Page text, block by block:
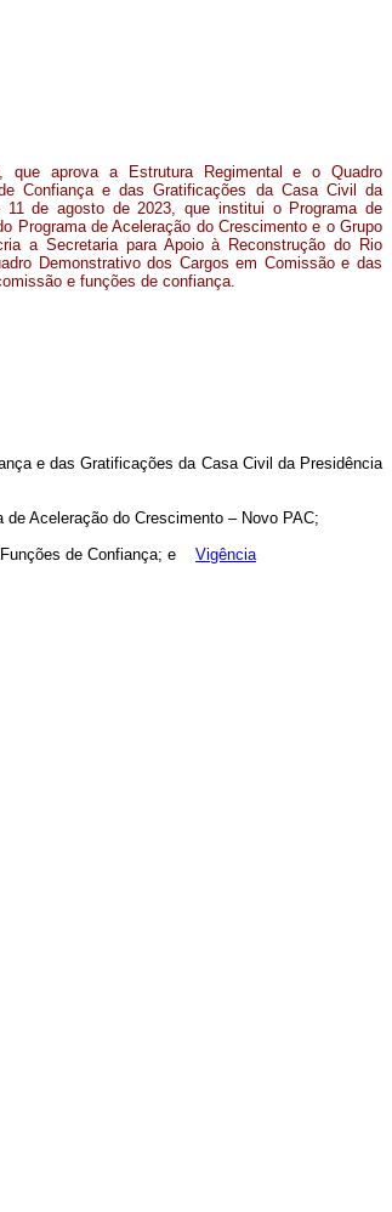
aprova a Estrutura Regimental e o Quadro
Confiança e das Gratificações da Casa Civil da
11 de agosto de 2023, que institui o Programa de
Programa de Aceleração do Crescimento e o Grupo
a Secretaria para Apoio à Reconstrução do Rio
Demonstrativo dos Cargos em Comissão e das
e funções de confiança.
e das Gratificações da Casa Civil da Presidência
Aceleração do Crescimento – Novo PAC;
Funções de Confiança; e Vigência